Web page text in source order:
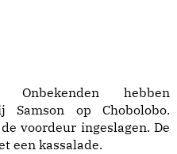
Onbekenden hebben
Samson op Chobolobo.
voordeur ingeslagen. De
een kassalade.